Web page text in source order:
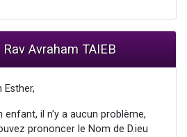
Avraham TAIEB
Esther,
enfant, il n'y a aucun problème,
prononcer le Nom de D.ieu